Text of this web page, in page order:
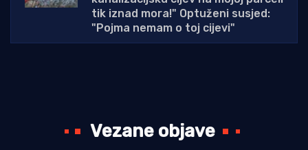
tik iznad mora!" Optuženi susjed:
"Pojma nemam o toj cijevi"
Vezane objave